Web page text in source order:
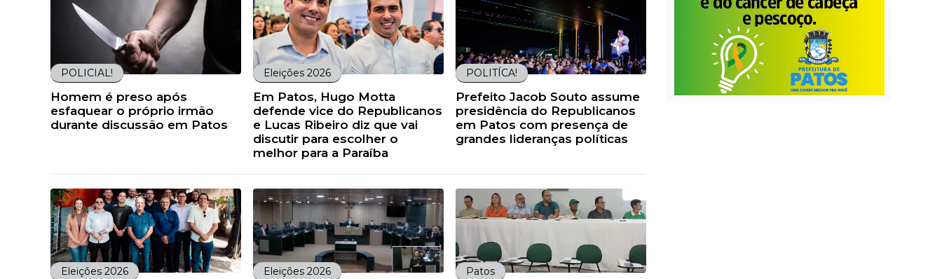
POLICIAL!
Homem é preso após
esfaquear o próprio irmão
durante discussão em Patos
Eleições 2026
Em Patos, Hugo Motta
defende vice do Republicanos
e Lucas Ribeiro diz que vai
discutir para escolher o
melhor para a Paraíba
POLITÍCA!
Prefeito Jacob Souto assume
presidência do Republicanos
em Patos com presença de
grandes lideranças políticas
Eleições 2026 Eleições 2026 Patos